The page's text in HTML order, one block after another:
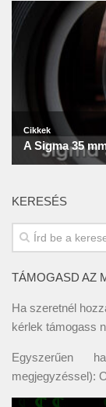
KERESÉS
TÁMOGASD AZ
Ha szeretnél
kérlek támogass
Egyszerűen
megjegyzéssel):